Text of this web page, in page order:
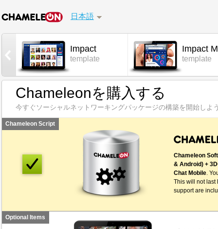
日本語
Impact
template
Impact
template
Chameleonを購入する
今すぐソーシャルネットワーキングパッケージの構築を開始しよ
Chameleon Script
Chameleon
& Android) +
Chat Mobile.
This will not last
support are
Optional Items